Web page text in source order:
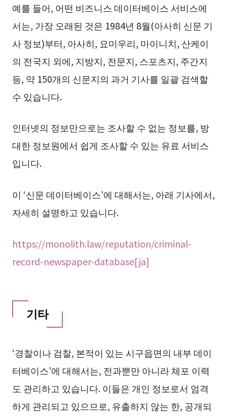
예를 들어, 어떤 비즈니스 데이터베이스 서비스에
서는, 가장 오래된 것은 1984년 8월(아사히 신문 기
사 정보)부터, 아사히, 요미우리, 마이니치, 산케이
의 전국지 외에, 지방지, 전문지, 스포츠지, 주간지
등, 약 150개의 신문지의 과거 기사를 일괄 검색할
수 있습니다.
인터넷의 정보만으로는 조사할 수 없는 정보를, 방
대한 정보원에서 쉽게 조사할 수 있는 유료 서비스
입니다.
이 ‘신문 데이터베이스’에 대해서는, 아래 기사에서,
자세히 설명하고 있습니다.
https://monolith.law/reputation/criminal-
record-newspaper-database[ja]
기타
‘경찰이나 검찰, 본적이 있는 시구읍면의 내부 데이
터베이스’에 대해서는, 전과뿐만 아니라 체포 이력
도 관리하고 있습니다. 이들은 개인 정보로서 엄격
하게 관리되고 있으므로, 유출하지 않는 한, 공개되